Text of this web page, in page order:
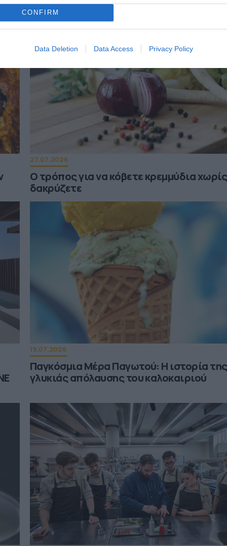
CONFIRM
Data Deletion Data Access Privacy Policy
27.07.2026
Ο τρόπος για να κόβετε κρεμμύδια
δακρύζετε
19.07.2026
Παγκόσμια Μέρα Παγωτού: Η ιστορία
γλυκιάς απόλαυσης του καλοκαιριού